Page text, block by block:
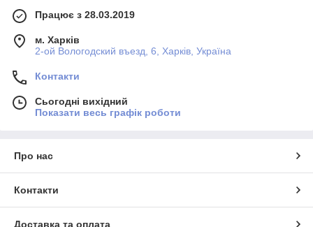
Працює з 28.03.2019
м. Харків
2-ой Вологодский въезд, 6, Харків, Україна
Контакти
Сьогодні вихідний
Показати весь графік роботи
Про нас
Контакти
Доставка та оплата